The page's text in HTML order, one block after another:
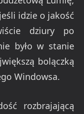
idzie o jakość
dziury po
było w stanie
bolączką
Windowsa.
rozbrajającą